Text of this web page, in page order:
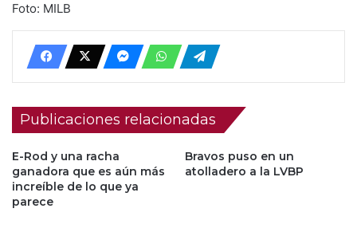
Foto: MILB
Publicaciones relacionadas
E-Rod y una racha
ganadora que es aún más
increíble de lo que ya
parece
Bravos puso en un
atolladero a la LVBP